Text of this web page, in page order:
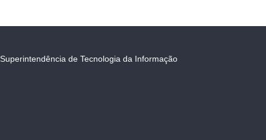
Superintendência de Tecnologia da Informação